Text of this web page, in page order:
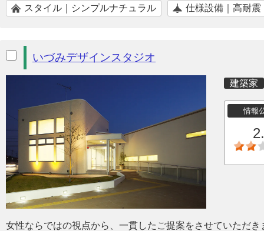
スタイル｜シンプルナチュラル 仕様設備｜高耐震
いづみデザインスタジオ
建築家
情報
女性ならではの視点から、一貫したご提案をさせていただき